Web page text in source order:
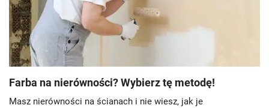
Farba na nierówności? Wybierz tę metodę!
Masz nierówności na ścianach i nie wiesz, jak je